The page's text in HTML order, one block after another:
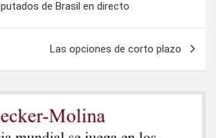
de Brasil en directo
Las opciones de corto plazo